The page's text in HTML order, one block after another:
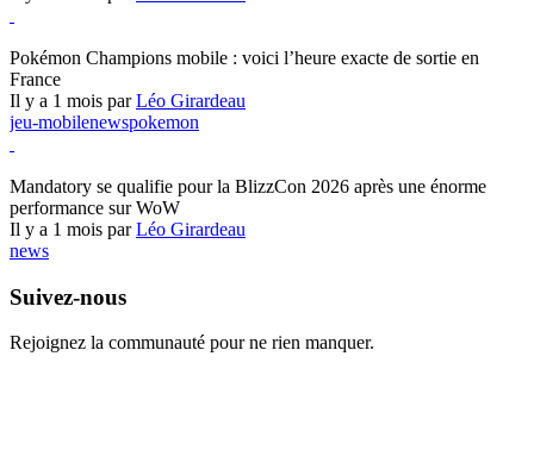
Pokémon Champions mobile : voici l’heure exacte de sortie en
France
Il y a 1 mois parLéo Girardeau
jeu-mobilenewspokemon
Mandatory se qualifie pour la BlizzCon 2026 après une énorme
performance sur WoW
Il y a 1 mois parLéo Girardeau
news
Suivez-nous
Rejoignez la communauté pour ne rien manquer.